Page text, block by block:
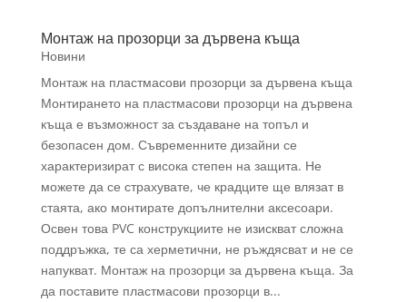
Монтаж на прозорци за дървена къща
Новини
Монтаж на пластмасови прозорци за дървена къща
Монтирането на пластмасови прозорци на дървена
къща е възможност за създаване на топъл и
безопасен дом. Съвременните дизайни се
характеризират с висока степен на защита. Не
можете да се страхувате, че крадците ще влязат в
стаята, ако монтирате допълнителни аксесоари.
Освен това PVC конструкциите не изискват сложна
поддръжка, те са херметични, не ръждясват и не се
напукват. Монтаж на прозорци за дървена къща. За
да поставите пластмасови прозорци в...